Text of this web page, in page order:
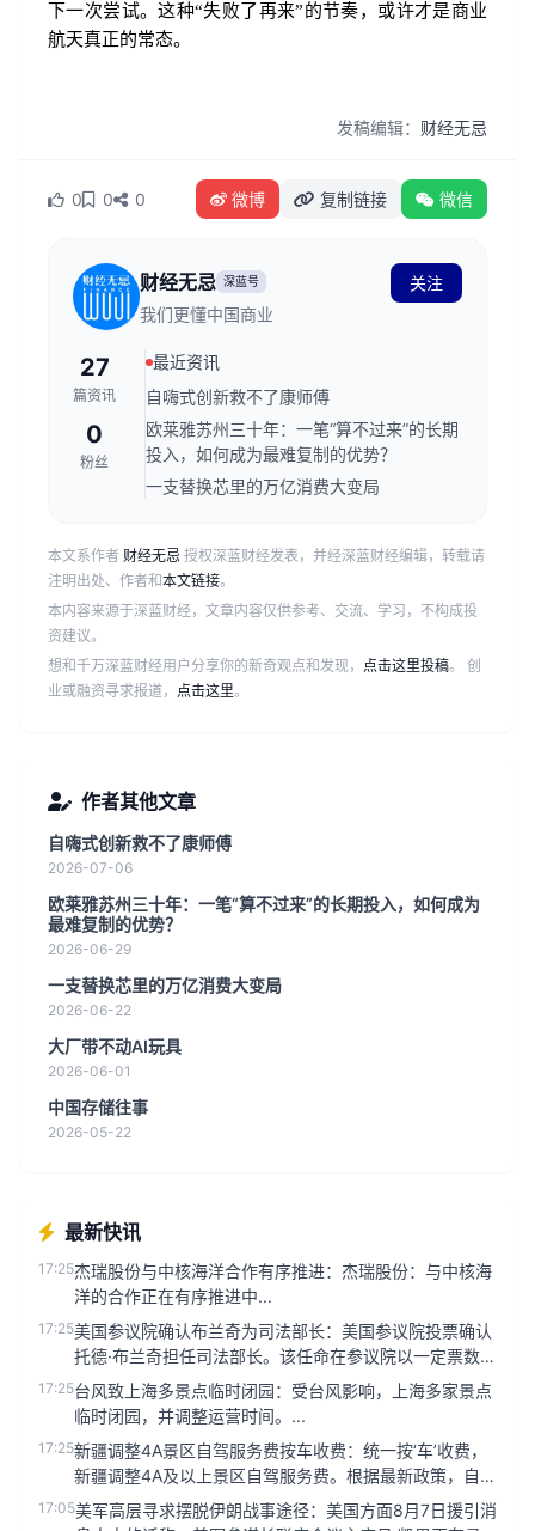
下一次尝试。这种“失败了再来”的节奏，或许才是商业
航天真正的常态。
发稿编辑： 财经无忌
0 0 0 微博 复制链接 微信
财经无忌 深蓝号
我们更懂中国商业
关注
27
篇资讯
0
粉丝
最近资讯
自嗨式创新救不了康师傅
欧莱雅苏州三十年：一笔“算不过来”的长期
投入，如何成为最难复制的优势？
一支替换芯里的万亿消费大变局
本文系作者 财经无忌 授权深蓝财经发表，并经深蓝财经编辑，转载请
注明出处、作者和本文链接。
本内容来源于深蓝财经，文章内容仅供参考、交流、学习，不构成投
资建议。
想和千万深蓝财经用户分享你的新奇观点和发现， 点击这里投稿。 创
业或融资寻求报道， 点击这里。
作者其他文章
自嗨式创新救不了康师傅
2026-07-06
欧莱雅苏州三十年：一笔“算不过来”的长期投入，如何成为
最难复制的优势？
2026-06-29
一支替换芯里的万亿消费大变局
2026-06-22
大厂带不动AI玩具
2026-06-01
中国存储往事
2026-05-22
最新快讯
17:25杰瑞股份与中核海洋合作有序推进：杰瑞股份：与中核海
洋的合作正在有序推进中...
17:25美国参议院确认布兰奇为司法部长：美国参议院投票确认
托德·布兰奇担任司法部长。该任命在参议院以一定票数通
过，标志着布兰奇正...
17:25台风致上海多景点临时闭园：受台风影响，上海多家景点
临时闭园，并调整运营时间。...
17:25新疆调整4A景区自驾服务费按车收费：统一按‘车’收费，
新疆调整4A及以上景区自驾服务费。根据最新政策，自
2023年5月1...
17:05美军高层寻求摆脱伊朗战事途径：美国方面8月7日援引消